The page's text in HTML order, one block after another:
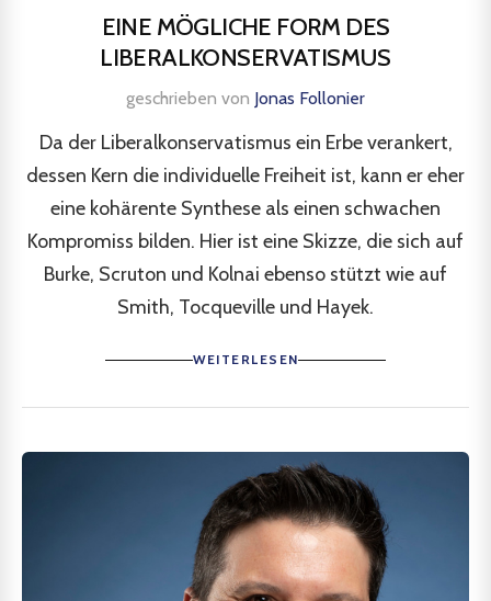
EINE MÖGLICHE FORM DES
LIBERALKONSERVATISMUS
geschrieben von Jonas Follonier
Da der Liberalkonservatismus ein Erbe verankert,
dessen Kern die individuelle Freiheit ist, kann er eher
eine kohärente Synthese als einen schwachen
Kompromiss bilden. Hier ist eine Skizze, die sich auf
Burke, Scruton und Kolnai ebenso stützt wie auf
Smith, Tocqueville und Hayek.
WEITERLESEN